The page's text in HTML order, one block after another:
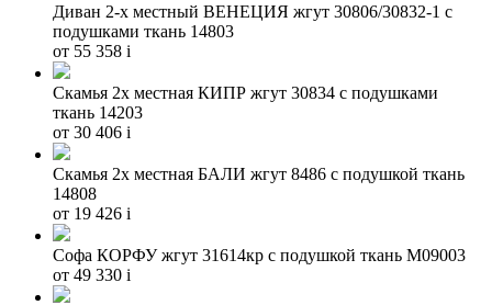
Диван 2-х местный ВЕНЕЦИЯ жгут 30806/30832-1 с
подушками ткань 14803
от 55 358 i
Скамья 2х местная КИПР жгут 30834 с подушками
ткань 14203
от 30 406 i
Скамья 2х местная БАЛИ жгут 8486 с подушкой ткань
14808
от 19 426 i
Софа КОРФУ жгут 31614кр с подушкой ткань М09003
от 49 330 i